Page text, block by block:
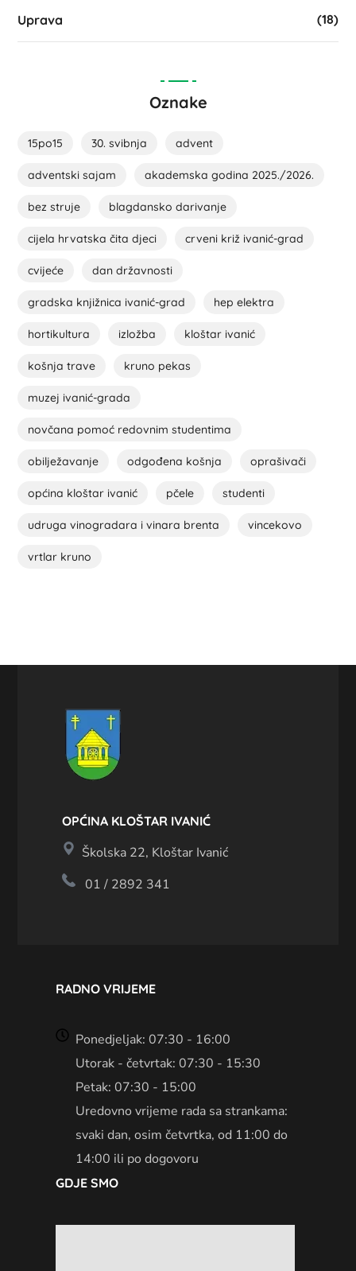
Uprava (18)
Oznake
15po15 30. svibnja advent
adventski sajam akademska godina 2025./2026.
bez struje blagdansko darivanje
cijela hrvatska čita djeci crveni križ ivanić-grad
cvijeće dan državnosti
gradska knjižnica ivanić-grad hep elektra
hortikultura izložba kloštar ivanić
košnja trave kruno pekas
muzej ivanić-grada
novčana pomoć redovnim studentima
obilježavanje odgođena košnja oprašivači
općina kloštar ivanić pčele studenti
udruga vinogradara i vinara brenta vincekovo
vrtlar kruno
OPĆINA KLOŠTAR IVANIĆ
Školska 22, Kloštar Ivanić
01 / 2892 341
RADNO VRIJEME
Ponedjeljak: 07:30 - 16:00
Utorak - četvrtak: 07:30 - 15:30
Petak: 07:30 - 15:00
Uredovno vrijeme rada sa strankama:
svaki dan, osim četvrtka, od 11:00 do
14:00 ili po dogovoru
GDJE SMO